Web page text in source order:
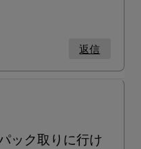
返信
ック取りに行け